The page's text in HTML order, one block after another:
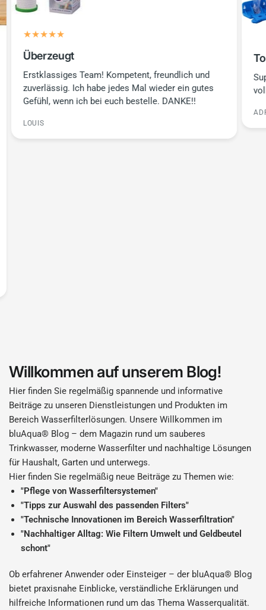
Überzeugt
Erstklassiges Team! Kompetent, freundlich und
zuverlässig. Ich habe jedes Mal wieder ein gutes
Gefühl, wenn ich bei euch bestelle. DANKE!!
LOUIS
Willkommen auf unserem Blog!
Hier finden Sie regelmäßig spannende und informative
Beiträge zu unseren Dienstleistungen und Produkten im
Bereich Wasserfilterlösungen. Unsere Willkommen im
bluAqua® Blog – dem Magazin rund um sauberes
Trinkwasser, moderne Wasserfilter und nachhaltige Lösungen
für Haushalt, Garten und unterwegs.
Hier finden Sie regelmäßig neue Beiträge zu Themen wie:
"Pflege von Wasserfiltersystemen"
"Tipps zur Auswahl des passenden Filters"
"Technische Innovationen im Bereich Wasserfiltration"
"Nachhaltiger Alltag: Wie Filtern Umwelt und Geldbeutel
schont"
Ob erfahrener Anwender oder Einsteiger – der bluAqua® Blog
bietet praxisnahe Einblicke, verständliche Erklärungen und
hilfreiche Informationen rund um das Thema Wasserqualität.